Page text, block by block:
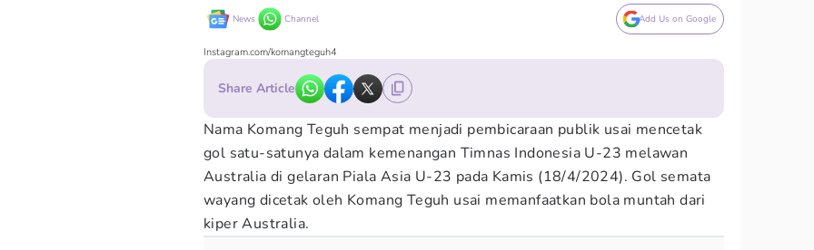
News Channel Add Us on Google
Instagram.com/komangteguh4
Share Article
Nama Komang Teguh sempat menjadi pembicaraan publik usai mencetak
gol satu-satunya dalam kemenangan Timnas Indonesia U-23 melawan
Australia di gelaran Piala Asia U-23 pada Kamis (18/4/2024). Gol semata
wayang dicetak oleh Komang Teguh usai memanfaatkan bola muntah dari
kiper Australia.